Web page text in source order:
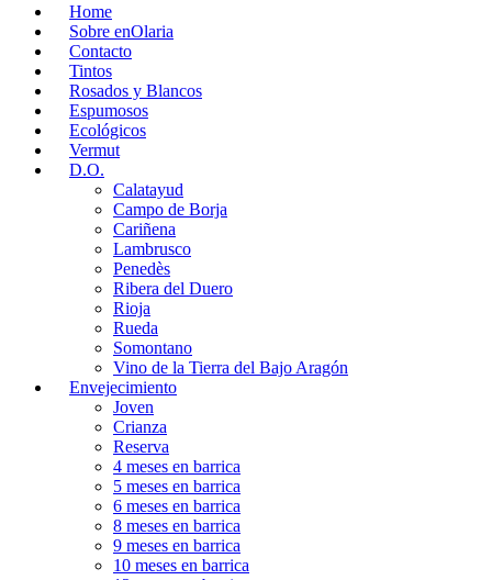
Home
Sobre enOlaria
Contacto
Tintos
Rosados y Blancos
Espumosos
Ecológicos
Vermut
D.O.
Calatayud
Campo de Borja
Cariñena
Lambrusco
Penedès
Ribera del Duero
Rioja
Rueda
Somontano
Vino de la Tierra del Bajo Aragón
Envejecimiento
Joven
Crianza
Reserva
4 meses en barrica
5 meses en barrica
6 meses en barrica
8 meses en barrica
9 meses en barrica
10 meses en barrica